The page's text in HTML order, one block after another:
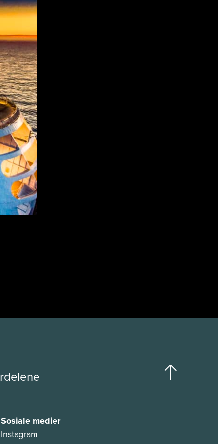
Sosiale medier
Instagram